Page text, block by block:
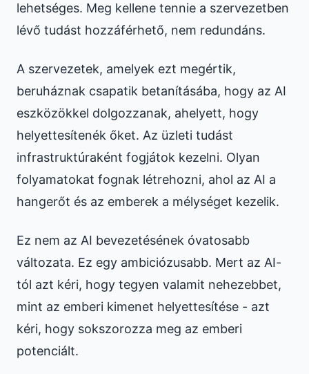
lehetséges. Meg kellene tennie a szervezetben
lévő tudást hozzáférhető, nem redundáns.
A szervezetek, amelyek ezt megértik,
beruháznak csapatik betanításába, hogy az AI
eszközökkel dolgozzanak, ahelyett, hogy
helyettesítenék őket. Az üzleti tudást
infrastruktúraként fogjátok kezelni. Olyan
folyamatokat fognak létrehozni, ahol az AI a
hangerőt és az emberek a mélységet kezelik.
Ez nem az AI bevezetésének óvatosabb
változata. Ez egy ambiciózusabb. Mert az AI-
tól azt kéri, hogy tegyen valamit nehezebbet,
mint az emberi kimenet helyettesítése - azt
kéri, hogy sokszorozza meg az emberi
potenciált.